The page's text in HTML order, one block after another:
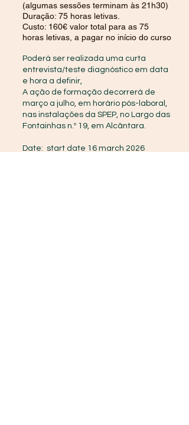
(algumas sessões terminam às 21h30)
Duração: 75 horas letivas.
Custo: 160€ valor total para as 75
horas letivas, a pagar no início do curso
Poderá ser realizada uma curta
entrevista/teste diagnóstico em data
e hora a definir,
A ação de formação decorrerá de
março a julho, em horário pós-laboral,
nas instalações da SPEP, no Largo das
Fontainhas n.º 19, em Alcântara.
Date: start date 16 march 2026